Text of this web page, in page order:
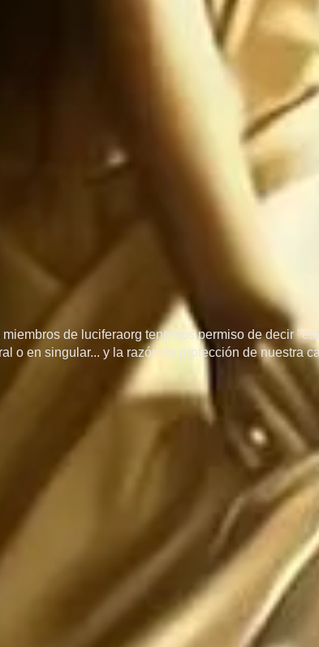
miembros de luciferaorg tenemos permiso de decir
o en singular... y la razón es protección de nuestra